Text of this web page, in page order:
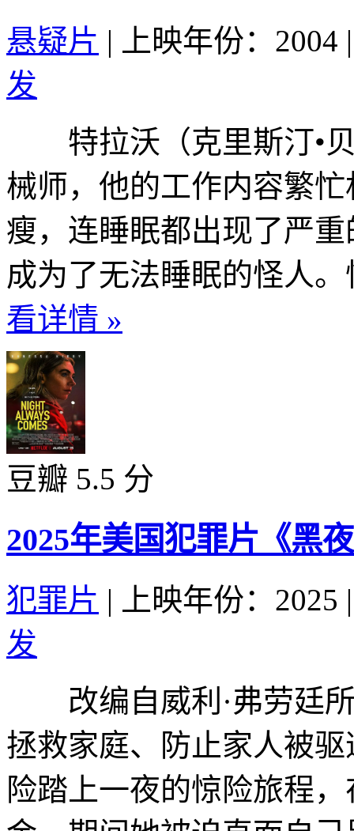
悬疑片 | 上映年份：2004 |
发
特拉沃（克里斯汀•贝
械师，他的工作内容繁
瘦，连睡眠都出现了严
成为了无法睡眠的怪人
看详情 »
豆瓣 5.5 分
2025年美国犯罪片《黑
犯罪片 | 上映年份：2025 |
发
改编自威利·弗劳廷所
拯救家庭、防止家人被
险踏上一夜的惊险旅程